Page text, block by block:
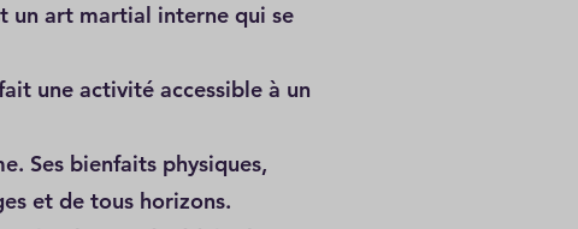
un art martial interne qui se
une activité accessible à un
Ses bienfaits physiques,
et de tous horizons.